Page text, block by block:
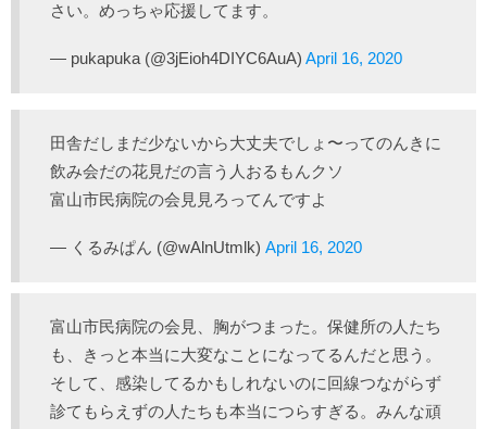
さい。めっちゃ応援してます。
— pukapuka (@3jEioh4DIYC6AuA) April 16, 2020
田舎だしまだ少ないから大丈夫でしょ〜ってのんきに
飲み会だの花見だの言う人おるもんクソ
富山市民病院の会見見ろってんですよ
— くるみぱん (@wAlnUtmlk) April 16, 2020
富山市民病院の会見、胸がつまった。保健所の人たち
も、きっと本当に大変なことになってるんだと思う。
そして、感染してるかもしれないのに回線つながらず
診てもらえずの人たちも本当につらすぎる。みんな頑